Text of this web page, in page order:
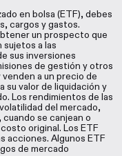
en bolsa (ETF), debes
cargos y gastos.
un prospecto que
a las
sus inversiones
de gestión y otros
a un precio de
su valor de liquidación y
Los rendimientos de las
del mercado,
se canjean o
original. Los ETF
acciones. Algunos ETF
de mercado